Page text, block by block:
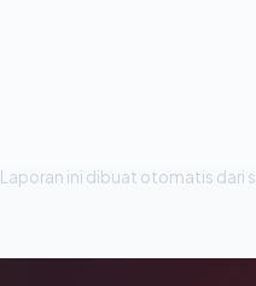
Laporan ini dibuat otomatis dari